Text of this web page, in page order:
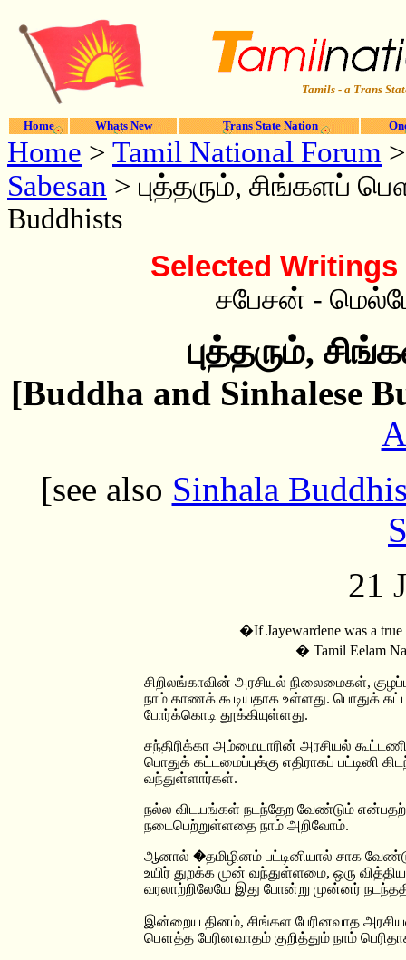
Tamils - a Trans
Home Whats New Trans State Nation
Home > Tamil National Forum
Sabesan > புத்தரும், சிங்களப்
Buddhists
Selected
சபேசன் -
புத்தரும்,
[Buddha and Sinhalese
[see also Sinhala
21
�If Jayewardene was a
� Tamil Eelam
சிறிலங்காவின் அரசியல் நிலைமைகள்,
நாம் காணக் கூடியதாக உள்ளது. பொதுக்
போர்க்கொடி தூக்கியுள்ளது.
சந்திரிக்கா அம்மையாரின் அரசியல்
பொதுக் கட்டமைப்புக்கு எதிராகப் பட்டினி
வந்துள்ளார்கள்.
நல்ல விடயங்கள் நடந்தேற வேண்டும்
நடைபெற்றுள்ளதை நாம் அறிவோம்.
ஆனால் �தமிழினம் பட்டினியால் சாக
உயிர் துறக்க முன் வந்துள்ளமை, ஒரு
வரலாற்றிலேயே இது போன்று முன்னர்
இன்றைய தினம், சிங்கள பேரினவாத
பௌத்த பேரினவாதம் குறித்தும் நாம்